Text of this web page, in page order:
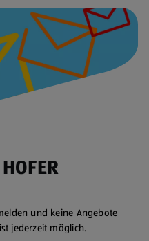
und keine Angebote
jederzeit möglich.